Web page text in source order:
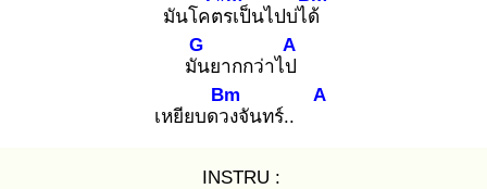
มันโคตรเป็นไปบ่ได้
มัน
G
ยากกว่าไป
A
เหยียบดวง
Bm
จันทร์..
A
INSTRU :